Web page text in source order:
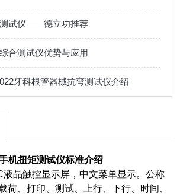
试仪——德立功推荐
合测试仪优势与应用
牙科根管器械抗弯测试仪介绍
机扭矩测试仪标准介绍
晶触控显示屏，中文菜单显示。公称
荷、打印、测试、上行、下行、时间、